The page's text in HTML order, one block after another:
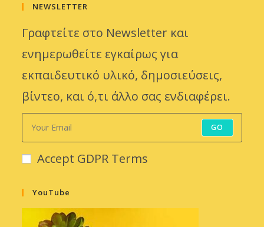
NEWSLETTER
Γραφτείτε στο Newsletter και
ενημερωθείτε εγκαίρως για
εκπαιδευτικό υλικό, δημοσιεύσεις,
βίντεο, και ό,τι άλλο σας ενδιαφέρει.
GO
Accept GDPR Terms
YouTube